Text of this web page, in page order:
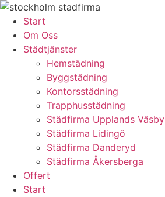
Skip
content
Start
Om Oss
Städtjänster
Hemstädning
Byggstädning
Kontorsstädning
Trapphusstädning
Städfirma Upplands Väsby
Städfirma Lidingö
Städfirma Danderyd
Städfirma Åkersberga
Offert
Start